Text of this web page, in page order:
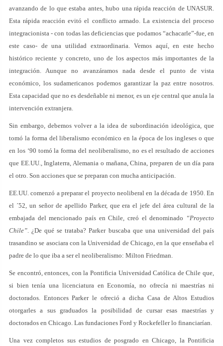
avanzando de lo que estaba antes, hubo una rápida reacción de UNASUR.
Esta rápida reacción evitó el conflicto armado. La existencia del proceso
integracionista - con todas las deficiencias que podamos “achacarle”-fue, en
este caso- de una utilidad extraordinaria. Vemos aquí, en este hecho
histórico reciente y concreto, uno de los aspectos más importantes de la
integración. Aunque no avanzáramos nada desde el punto de vista
económico, los sudamericanos podemos garantizar la paz entre nosotros.
Esta capacidad que no es desdeñable ni menor, es un eje central que anula la
intervención extranjera.
Sin embargo, debemos volver a la idea de subordinación ideológica, que
tomó la forma del liberalismo económico en la época de los ingleses o que
en los ‘90 tomó la forma del neoliberalismo, no es el resultado de acciones
que EE.UU., Inglaterra, Alemania o mañana, China, preparen de un día para
el otro. Son acciones que se preparan con mucha anticipación.
EE.UU. comenzó a preparar el proyecto neoliberal en la década de 1950. En
el ´52, un señor de apellido Parker, que era el jefe del área cultural de la
embajada del mencionado país en Chile, creó el denominado “Proyecto
Chile”. ¿De qué se trataba? Parker buscaba que una universidad del país
trasandino se asociara con la Universidad de Chicago, en la que enseñaba el
padre de lo que iba a ser el neoliberalismo: Milton Friedman.
Se encontró, entonces, con la Pontificia Universidad Católica de Chile que,
si bien tenía una licenciatura en Economía, no ofrecía ni maestrías ni
doctorados. Entonces Parker le ofreció a dicha Casa de Altos Estudios
otorgarles a sus graduados la posibilidad de cursar esas maestrías y
doctorados en Chicago. Las fundaciones Ford y Rockefeller lo financiarían.
Una vez completos sus estudios de posgrado en Chicago, la Pontificia